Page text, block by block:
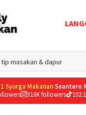
Syurga MakananSeantero
316K followers